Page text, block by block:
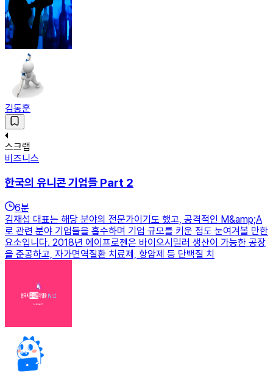
김동훈
스크랩
비즈니스
한국의 유니콘 기업들 Part 2
6분
김재섭 대표는 해당 분야의 전문가이기도 했고, 공격적인 M&amp;A
로 관련 분야 기업들을 흡수하며 기업 규모를 키운 점도 눈여겨볼 만한
요소입니다. 2018년 에이프로젠은 바이오시밀러 생산이 가능한 공장
을 준공하고, 자가면역질환 치료제, 항암제 등 단백질 치